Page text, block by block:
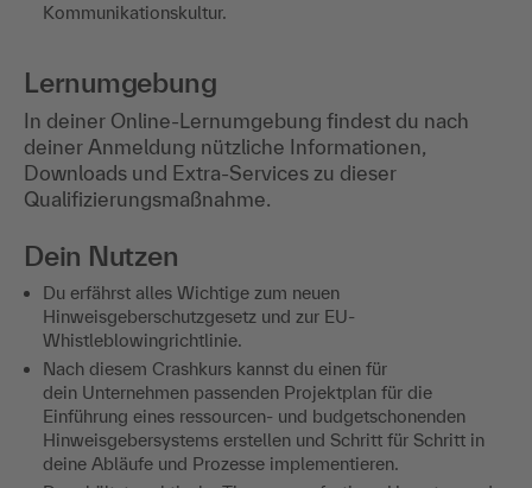
Kommunikationskultur.
Lernumgebung
In deiner Online-Lernumgebung findest du nach
deiner Anmeldung nützliche Informationen,
Downloads und Extra-Services zu dieser
Qualifizierungsmaßnahme.
Dein Nutzen
Du erfährst alles Wichtige zum neuen
Hinweisgeberschutzgesetz und zur EU-
Whistleblowingrichtlinie.
Nach diesem Crashkurs kannst du einen für
dein Unternehmen passenden Projektplan für die
Einführung eines ressourcen- und budgetschonenden
Hinweisgebersystems erstellen und Schritt für Schritt in
deine Abläufe und Prozesse implementieren.